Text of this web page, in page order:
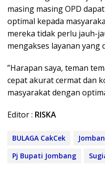
masing masing OPD
optimal kepada
mereka tidak perlu jauh-
mengakses layanan yang
”Harapan saya, teman
cepat akurat cermat dan
masyarakat dengan
Editor : RISKA
BULAGA CakCek
Pj Bupati Jombang